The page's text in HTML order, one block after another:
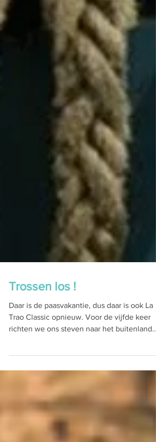
Trossen los !
Daar is de paasvakantie, dus daar is ook La
Trao Classic opnieuw. Voor de vijfde keer
De...